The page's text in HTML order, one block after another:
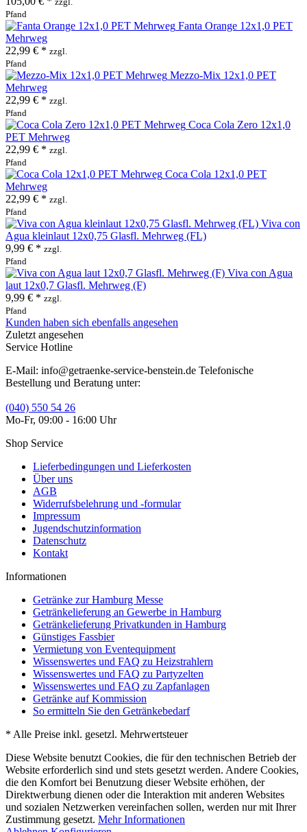
Pfand
Fanta Orange 12x1,0 PET
Mehrweg
22,99 € * zzgl.
Pfand
Mezzo-Mix 12x1,0 PET
Mehrweg
22,99 € * zzgl.
Pfand
Coca Cola Zero 12x1,0
PET Mehrweg
22,99 € * zzgl.
Pfand
Coca Cola 12x1,0 PET
Mehrweg
22,99 € * zzgl.
Pfand
Viva con
Agua kleinlaut 12x0,75 Glasfl. Mehrweg (FL)
9,99 € * zzgl.
Pfand
Viva con Agua
laut 12x0,7 Glasfl. Mehrweg (F)
9,99 € * zzgl.
Pfand
Kunden haben sich ebenfalls angesehen
Zuletzt angesehen
Service Hotline
E-Mail: info@getraenke-service-benstein.de Telefonische
Bestellung und Beratung unter:
(040) 550 54 26
Mo-Fr, 09:00 - 16:00 Uhr
Shop Service
Lieferbedingungen und Lieferkosten
Über uns
AGB
Widerrufsbelehrung und -formular
Impressum
Jugendschutzinformation
Datenschutz
Kontakt
Informationen
Getränke zur Hamburg Messe
Getränkelieferung an Gewerbe in Hamburg
Getränkelieferung Privatkunden in Hamburg
Günstiges Fassbier
Vermietung von Eventequipment
Wissenswertes und FAQ zu Heizstrahlern
Wissenswertes und FAQ zu Partyzelten
Wissenswertes und FAQ zu Zapfanlagen
Getränke auf Kommission
So ermitteln Sie den Getränkebedarf
* Alle Preise inkl. gesetzl. Mehrwertsteuer
Diese Website benutzt Cookies, die für den technischen Betrieb der
Website erforderlich sind und stets gesetzt werden. Andere Cookies,
die den Komfort bei Benutzung dieser Website erhöhen, der
Direktwerbung dienen oder die Interaktion mit anderen Websites
und sozialen Netzwerken vereinfachen sollen, werden nur mit Ihrer
Zustimmung gesetzt. Mehr Informationen